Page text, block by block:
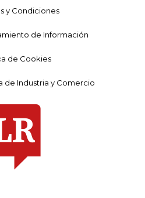
y Condiciones
de Información
de Cookies
de Industria y Comercio